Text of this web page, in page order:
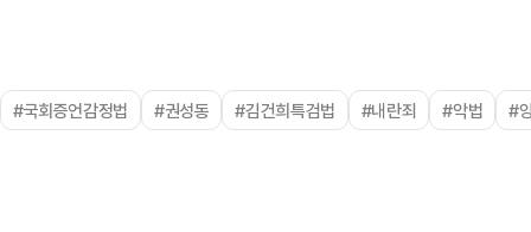
#국회증언감정법 #권성동 #김건희특검법 #내란죄 #악법 #